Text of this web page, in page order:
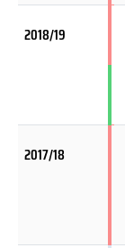
2018/19
2017/18